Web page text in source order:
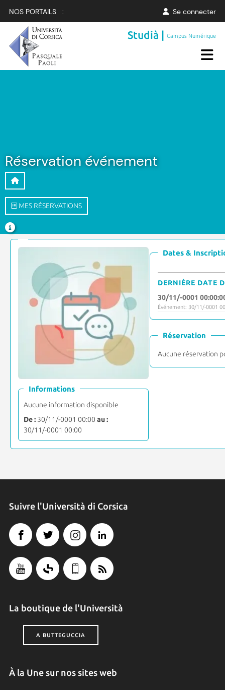
NOS PORTAILS : Se connecter
Studià |Campus Numérique
Réservation événement
MES RÉSERVATIONS
Informations
Aucune information disponible
De :30/11/-0001 00:00 au :
30/11/-0001 00:00
Dates &
DERNIÈRE DATE
30/11/-0001
Événement: 30/11/-0001
Réservation
Aucune réservation
Suivre l'Università di Corsica
La boutique de l'Università
A BUTTEGUCCIA
À la Une sur nos sites web